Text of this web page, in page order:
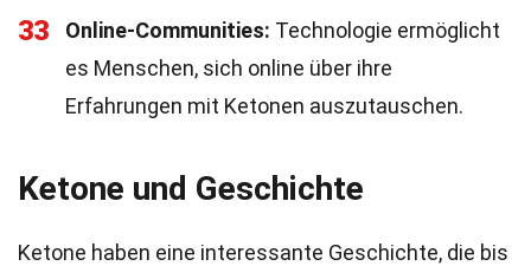
33 Online-Communities: Technologie ermöglicht
es Menschen, sich online über ihre
Erfahrungen mit Ketonen auszutauschen.
Ketone und Geschichte
Ketone haben eine interessante Geschichte, die bis